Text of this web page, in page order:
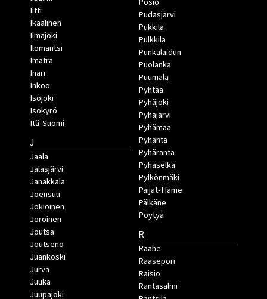
Iitti
Ikaalinen
Ilmajoki
Ilomantsi
Imatra
Inari
Inkoo
Isojoki
Isokyrö
Itä-Suomi
J
Jaala
Jalasjärvi
Janakkala
Joensuu
Jokioinen
Joroinen
Joutsa
Joutseno
Juankoski
Jurva
Juuka
Juupajoki
Pudasjärvi
Pukkila
Pulkkila
Punkalaidun
Puolanka
Puumala
Pyhtää
Pyhäjoki
Pyhäjärvi
Pyhämaa
Pyhäntä
Pyhäranta
Pyhäselkä
Pylkönmäki
Päijät-Häme
Pälkäne
Pöytyä
R
Raahe
Raasepori
Raisio
Rantasalmi